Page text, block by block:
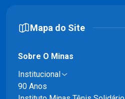
Mapa do Site
Sobre O Minas
Institucional
90 Anos